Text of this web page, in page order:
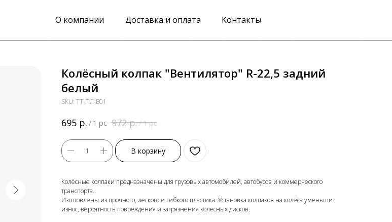
О компании Доставка и оплата Контакты
Колёсный колпак "Вентилятор" R-22,5 задний
белый
SKU: ТТ-ПЛ-В01
695 р. / 1 pc 972 р./1 pc
В корзину
Колёсные колпаки предназначены для грузовых автомобилей, автобусов и коммерческого
транспорта.
Изготовлены из прочного, легкого и гибкого пластика. Установка колпаков на колёса уменьшит
износ, вероятность повреждения и загрязнения колёсных дисков.